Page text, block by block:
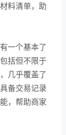
料清单，助
一个基本了
括但不限于
几乎覆盖了
备交易记录
，帮助商家